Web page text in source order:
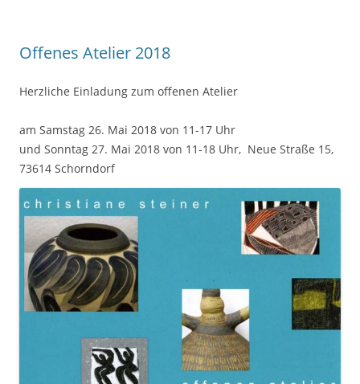
Offenes Atelier 2018
Herzliche Einladung zum offenen Atelier
am Samstag 26. Mai 2018 von 11-17 Uhr
und Sonntag 27. Mai 2018 von 11-18 Uhr, Neue Straße 15,
73614 Schorndorf